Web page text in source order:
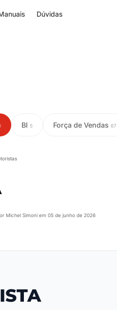
Dúvidas
BI 5 Força de Vendas 67
Michel Simoni em 05 de junho de 2026